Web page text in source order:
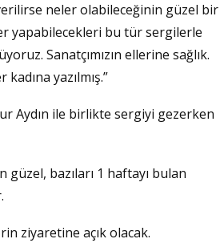
neler olabileceğinin güzel bir
yapabilecekleri bu tür sergilerle
Sanatçımızın ellerine sağlık.
yazılmış.”
Aydın ile birlikte sergiyi gezerken
bazıları 1 haftayı bulan
ziyaretine açık olacak.